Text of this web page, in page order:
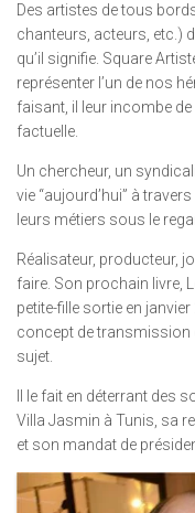
Des artistes de tous
chanteurs, acteurs, etc.)
qu’il signifie. Square
représenter l’un de nos
faisant, il leur incombe
factuelle.
Un chercheur, un
vie “aujourd’hui” à
leurs métiers sous le
Réalisateur, producteur,
faire. Son prochain livre,
petite-fille sortie en
concept de transmission
sujet.
Il le fait en déterrant des
Villa Jasmin à Tunis, sa
et son mandat de